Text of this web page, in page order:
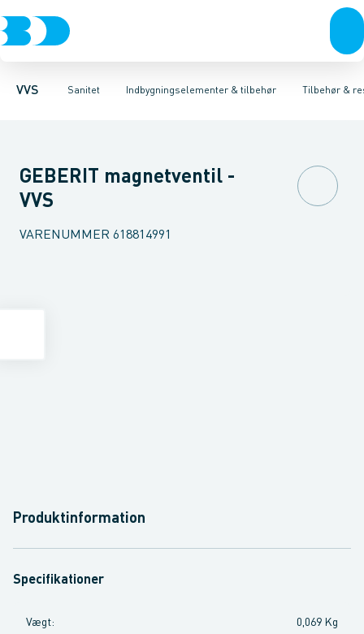
VVS Sanitet
Rør & fittingsPressfittings & rørKuglehaner & ventilerAfløb
Indbygningselementer & tilbehør
Toiletter, sæder og cisternerVaskeArmaturerBrusereTilbehør &
Høje Indbygnings elementerLave Indbygnings elementer
GEBERIT magnetventil -
VVS
VARENUMMER 618814991
Produktinformation
Specifikationer
Vægt: 0,069 Kg